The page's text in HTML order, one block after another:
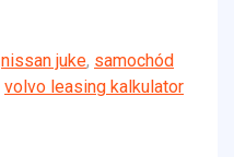
nissan juke, samochód
volvo leasing kalkulator